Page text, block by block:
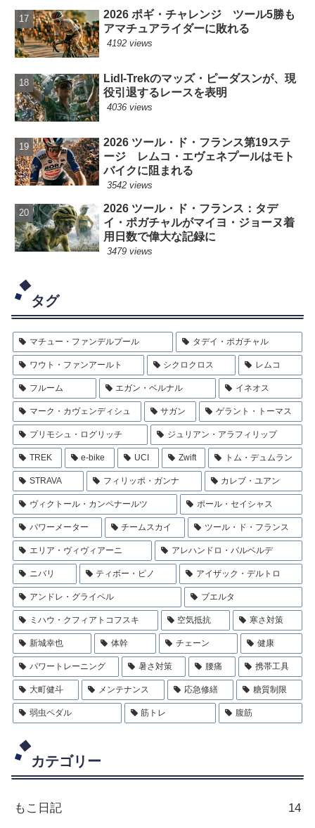
2026 ポギ・チャレンジ ツール5勝も
アマチュアライダーに敗れる
4192 views
Lidl-Trekのマッズ・ピーダスンが、現
役引退するレースを表明
4036 views
2026 ツール・ド・フランス第19ステ
ージ レムコ・エヴェネプールはモト
バイクに阻まれる
3542 views
2026 ツール・ド・フランス：タデ
イ・ポガチャルがマイヨ・ジョーヌ着
用日数で偉大な記録に
3479 views
タグ
マチュー・ファンデルプール タデイ・ポガチャル
ワウト・ファンアールト シクロクロス レムコ
フルーム エガン・ベルナル イネオス
マーク・カヴェンディシュ サガン ゲラント・トーマス
プリモシュ・ログリッチ ジュリアン・アラフィリップ
TREK e-bike UCI Zwift トム・デュムラン
STRAVA フィリッポ・ガンナ カレブ・ユアン
ヴィクトール・カンペナールツ ポール・セイシャス
パワーメーター チームスカイ ツール・ド・フランス
エリア・ヴィヴィアーニ アレハンドロ・バルベルデ
ニバリ ティボー・ピノ アイザック・デルトロ
アンドレ・グライペル ブエルタ
ミハウ・クフィアトコフスキ 空気抵抗 寒さ対策
新城幸也 体幹 チェーン 健康
パワートレーニング 暑さ対策 腰痛 携帯工具
大町健斗 メンテナンス 応急修繕 糖質制限
弱虫ペダル 筋トレ 腹筋
カテゴリー
もこ日記 14